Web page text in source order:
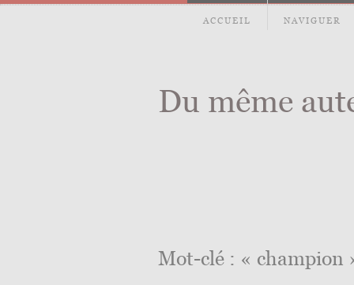
ACCUEIL NAVIGUER
Du même
Mot-clé : « champion